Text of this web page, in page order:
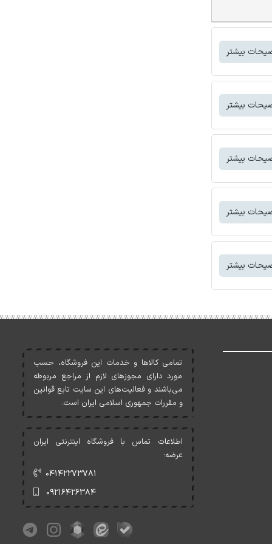
بیشتر
بیشتر
بیشتر
بیشتر
بیشتر
تمامی کالاها و خدمات اين فروشگاه، حسب
مورد دارای مجوزهای لازم از مراجع مربوطه
می‌باشند و فعاليت‌های اين سايت تابع قوانين
و مقررات جمهوری اسلامی ايران است.
اطلاعات تماس با فروشگاه اینترنتی ایران
عرضه:
۰۴۱۴۲۲۷۳۷۸۱
۰۹۲۱۶۴۲۶۳۸۴